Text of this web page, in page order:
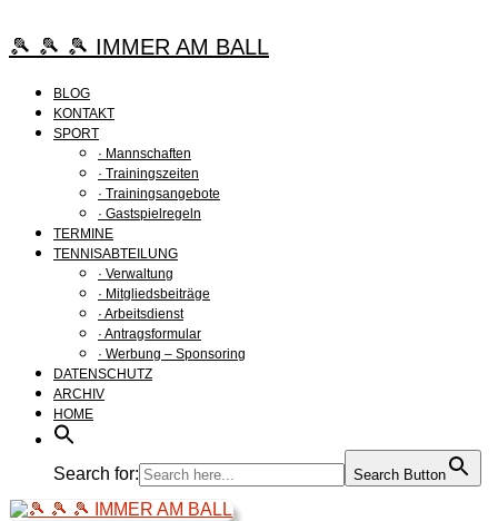
Inhalt
springen
🎾 🎾 🎾 IMMER AM BALL
BLOG
KONTAKT
SPORT
· Mannschaften
· Trainingszeiten
· Trainingsangebote
· Gastspielregeln
TERMINE
TENNISABTEILUNG
· Verwaltung
· Mitgliedsbeiträge
· Arbeitsdienst
· Antragsformular
· Werbung – Sponsoring
DATENSCHUTZ
ARCHIV
HOME
Search for: Search Button